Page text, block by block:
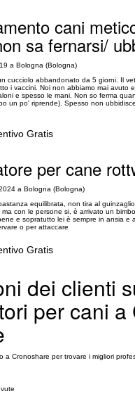
cani
sa fernarsi/
a Bologna (Bologna)
cucciolo abbandonato da 5 giorni. Il
i vaccini. Noi non abbiamo mai avuto
e spesso le mani. Non so ferma
un po' riprende). Spesso non
Gratis
per cane
a Bologna (Bologna)
equilibrata, non tira al
con le persone si, è arrivato un
e sopratutto lei è sempre in ansia e
o per attaccare
Gratis
dei clienti
per cani a
a Cronoshare per trovare i migliori